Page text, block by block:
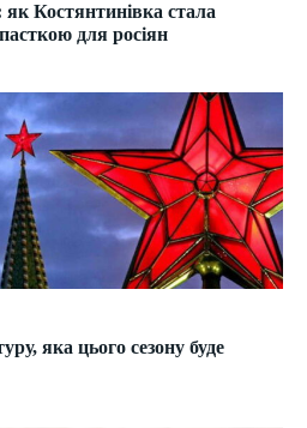
Костянтинівка стала
для росіян
яка цього сезону буде